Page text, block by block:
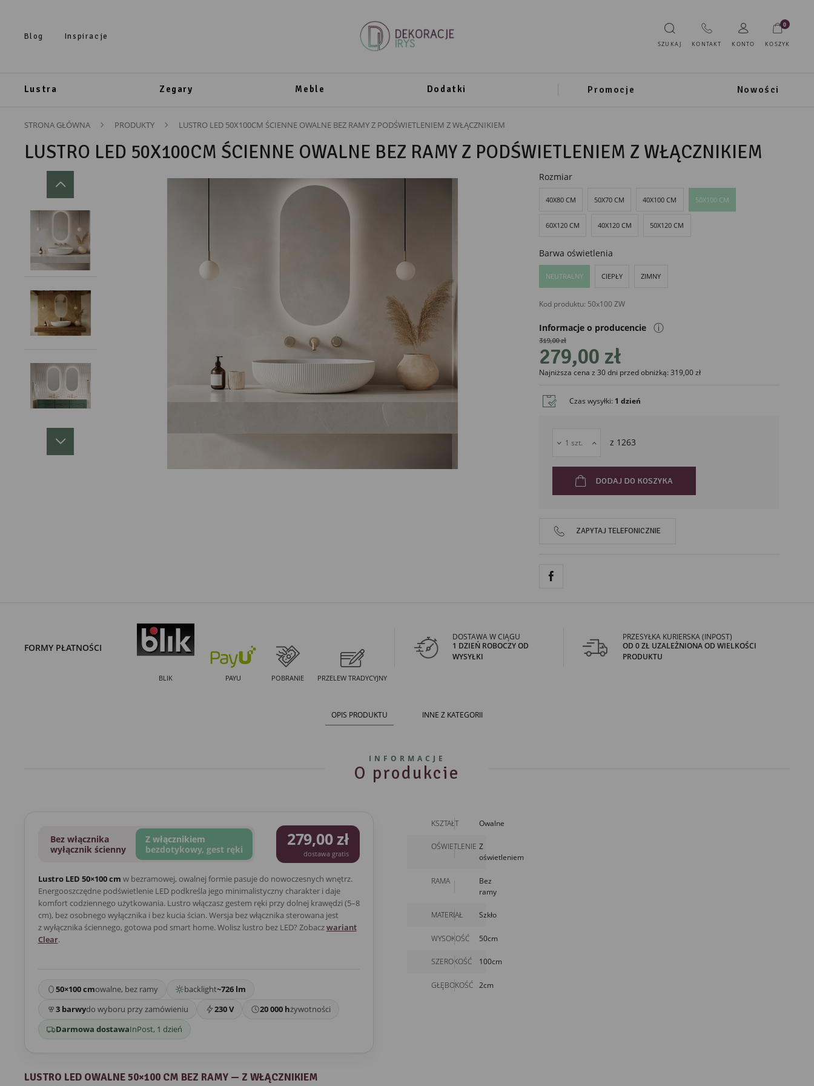
Blog Inspiracje
SZUKAJ KONTAKT KONTO KOSZYK
0
Lustra Zegary Meble Dodatki Promocje Nowości
STRONA GŁÓWNA PRODUKTY LUSTRO LED 50X100CM ŚCIENNE OWALNE BEZ RAMY Z PODŚWIETLENIEM Z WŁĄCZNIKIEM
LUSTRO LED 50X100CM ŚCIENNE OWALNE BEZ RAMY Z PODŚWIETLENIEM Z WŁĄCZNIKIEM
Rozmiar
40X80 CM 50X70 CM 40X100 CM 50X100 CM
60X120 CM 40X120 CM 50X120 CM
Barwa oświetlenia
NEUTRALNY CIEPŁY ZIMNY
Kod produktu: 50x100 ZW
Informacje o producencie
DekoracjeIrys
DekoracjeIrys.pl Paweł Ćwikliński
726689468
ⓘ
319,00 zł
279,00 zł
Najniższa cena z 30 dni przed obniżką: 319,00 zł
Czas wysyłki: 1 dzień
z 1263
DODAJ DO KOSZYKA
ZAPYTAJ TELEFONICZNIE
FORMY PŁATNOŚCI
BLIK PAYU POBRANIE PRZELEW TRADYCYJNY
DOSTAWA W CIĄGU
1 DZIEŃ ROBOCZY OD
WYSYŁKI
PRZESYŁKA KURIERSKA (INPOST)
OD 0 ZŁ UZALEŻNIONA OD WIELKOŚCI
PRODUKTU
OPIS PRODUKTU INNE Z KATEGORII
INFORMACJE
O produkcie
Bez włącznika
wyłącznik ścienny
Z włącznikiem
bezdotykowy, gest ręki
279,00 zł
dostawa gratis
Lustro LED 50×100 cm w bezramowej, owalnej formie pasuje do nowoczesnych wnętrz.
Energooszczędne podświetlenie LED podkreśla jego minimalistyczny charakter i daje
komfort codziennego użytkowania. Lustro włączasz gestem ręki przy dolnej krawędzi (5–8
cm), bez osobnego wyłącznika i bez kucia ścian. Wersja bez włącznika sterowana jest
z wyłącznika ściennego, gotowa pod smart home. Wolisz lustro bez LED? Zobaczwariant
Clear.
50×100 cmowalne, bez ramy backlight~726 lm
3 barwydo wyboru przy zamówieniu 230 V 20 000 hżywotności
Darmowa dostawaInPost, 1 dzień
LUSTRO LED OWALNE 50×100 CM BEZ RAMY — Z WŁĄCZNIKIEM
KSZTAŁT Owalne
OŚWIETLENIE Z
oświetleniem
RAMA
Bez
ramy
MATERIAŁ Szkło
WYSOKOŚĆ 50cm
SZEROKOŚĆ 100cm
GŁĘBOKOŚĆ 2cm